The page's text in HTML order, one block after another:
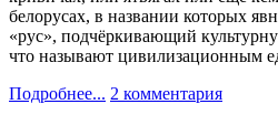
белорусах, в названии которых
«рус», подчёркивающий
что называют цивилизационным
Подробнее... 2 комментария